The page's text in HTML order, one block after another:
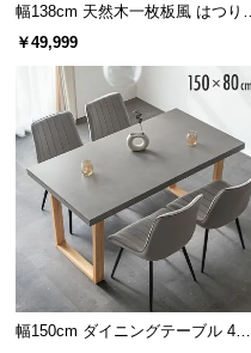
ャ
ン
セ
に
つ
て
証
に
幅138cm 天然木一枚板風 はつりダ
イニングセット リアル木目調 4人
掛け チェア4脚セット
￥49,999
幅150cm ダイニングテーブル 4人